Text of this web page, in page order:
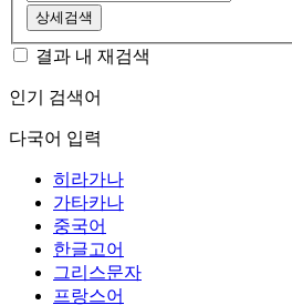
상세검색
결과 내 재검색
인기 검색어
다국어 입력
히라가나
가타카나
중국어
한글고어
그리스문자
프랑스어